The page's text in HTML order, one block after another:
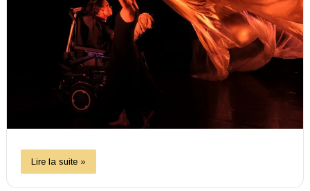
Lire la suite »